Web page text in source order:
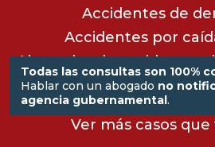
Accidentes de
Accidentes por
Abogados de accidentes
York
Accidentes de
Ver más casos
Todas las consultas son 100%
Hablar con un abogado no
agencia gubernamental.